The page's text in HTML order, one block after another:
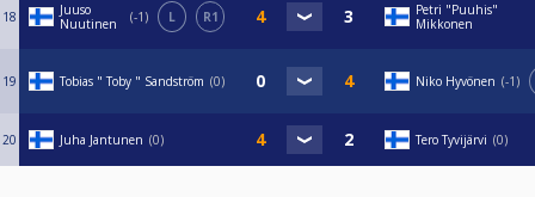
18
Juuso
Nuutinen
-1 L R1
Petri "Puuhis"
Mikkonen
19 Tobias " Toby " Sandström 0 Niko Hyvönen -1
20 Juha Jantunen 0 Tero Tyvijärvi 0